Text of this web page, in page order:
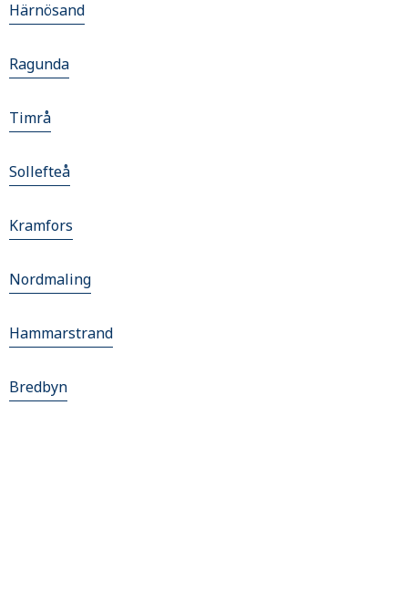
Härnösand
Ragunda
Timrå
Sollefteå
Kramfors
Nordmaling
Hammarstrand
Bredbyn